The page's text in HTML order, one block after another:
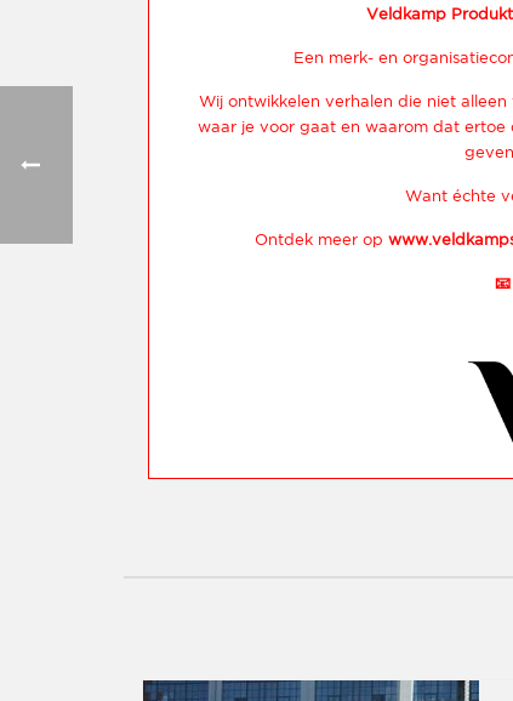
Veldkamp
Een merk- en
Wij ontwikkelen verhalen die niet
waar je voor gaat en waarom dat ertoe
Want échte
Ontdek meer op
📧